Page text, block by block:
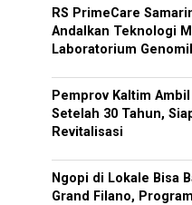
RS PrimeCare
Andalkan Teknologi
Laboratorium
Pemprov Kaltim
Setelah 30 Tahun,
Revitalisasi
Ngopi di Lokale Bisa
Grand Filano,